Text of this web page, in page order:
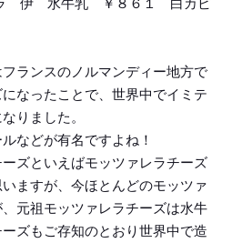
伊 水牛乳 ￥８６１ 白カビ
ランスのノルマンディー地方で
なったことで、世界中でイミテ
りました。
などが有名ですよね！
ズといえばモッツァレラチーズ
ますが、今ほとんどのモッツァ
元祖モッツァレラチーズは水牛
ズもご存知のとおり世界中で造